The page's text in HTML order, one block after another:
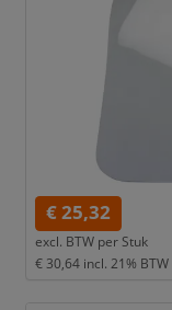
€ 25,32
excl. BTW per Stuk
€ 30,64 incl. 21% BTW